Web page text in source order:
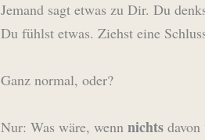
Jemand sagt etwas zu Dir. Du
Du fühlst etwas. Ziehst eine
Ganz normal, oder?
Nur: Was wäre, wennnichts davon